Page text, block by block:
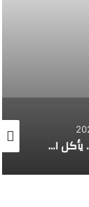
الرجل الناري.. يأكل الجمر ويثني الحديد بأسنانه
ديسمبر 10, 2025